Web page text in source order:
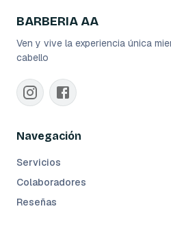
BARBERIA AA
Ven y vive la experiencia única
cabello
Navegación
Servicios
Colaboradores
Reseñas